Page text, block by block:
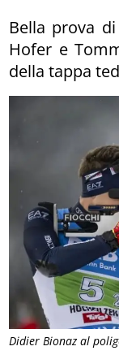
Didier Bionaz al
Bella prova
Hofer e
della tappa